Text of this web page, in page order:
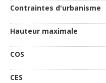
Contraintes d'urbanisme
Hauteur maximale
COS
CES